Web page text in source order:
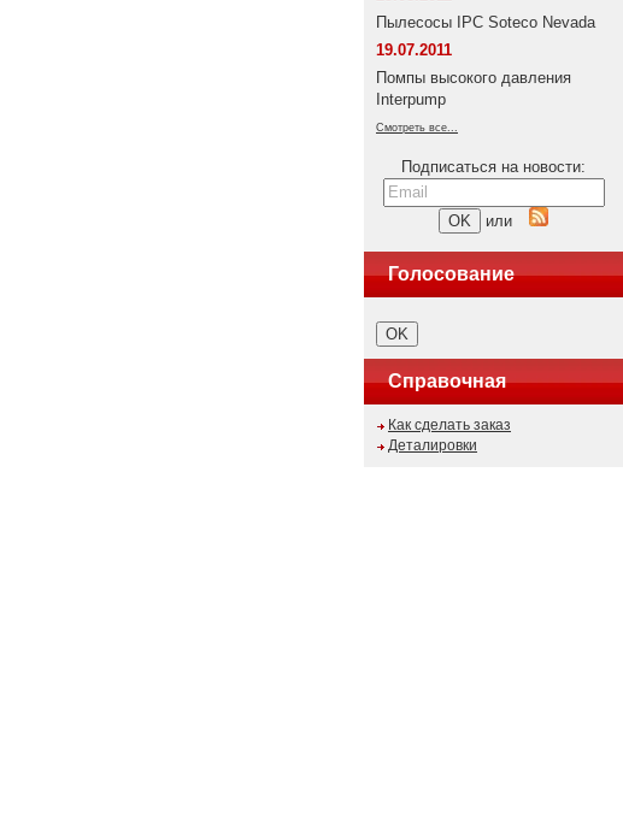
Пылесосы IPC Soteco Nevada
19.07.2011
Помпы высокого давления
Interpump
Смотреть все...
Подписаться на новости:
или
Голосование
Справочная
Как сделать заказ
Деталировки